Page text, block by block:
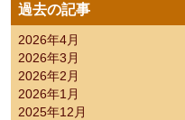
過去の記事
2026年4月
2026年3月
2026年2月
2026年1月
2025年12月